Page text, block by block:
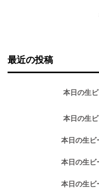
最近の投稿
本日の生
本日の生
本日の生ビ
本日の生ビ
本日の生ビ